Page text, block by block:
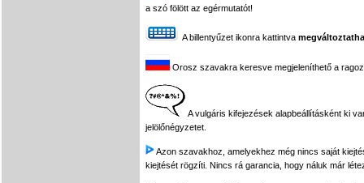
a szó fölött az egérmutatót!
A billentyűzet ikonra kattintva
Orosz szavakra keresve megjeleníthető a
A vulgáris kifejezések alapbeállításként ki
jelölőnégyzetet.
Azon szavakhoz, amelyekhez még nincs saját
kiejtését rögzíti. Nincs rá garancia, hogy náluk már